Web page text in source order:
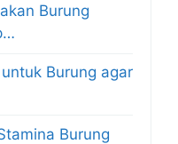
Burung
Burung agar
Burung